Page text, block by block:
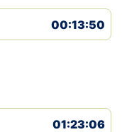
00:13:50
01:23:06